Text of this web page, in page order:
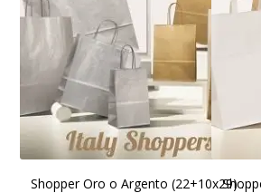
SCEGLI
Shopper Oro o Argento (22+10x29) Pz 250